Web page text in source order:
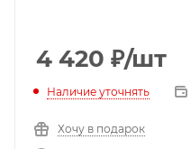
4 420 ₽/шт
Наличие уточнять
Хочу в подарок